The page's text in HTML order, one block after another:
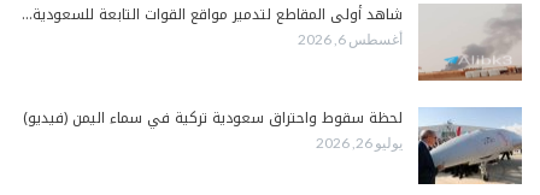
شاهد أولى المقاطع لتدمير مواقع القوات التابعة للسعودية…
أغسطس 6, 2026
لحظة سقوط واحتراق سعودية تركية في سماء اليمن (فيديو)
يوليو 26, 2026